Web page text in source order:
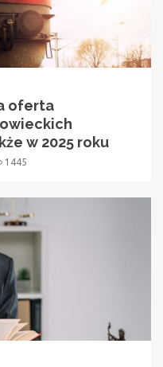
oferta
w 2025 roku
1445